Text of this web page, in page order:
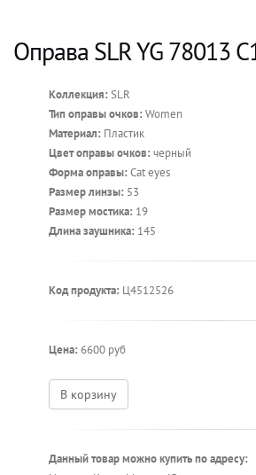
Оправа SLR YG 78013
Коллекция: SLR
Тип оправы очков: Women
Материал: Пластик
Цвет оправы очков: черный
Форма оправы: Cat eyes
Размер линзы: 53
Размер мостика: 19
Длина заушника: 145
Код продукта: Ц4512526
Цена: 6600 руб
В корзину
Данный товар можно купить по адресу: